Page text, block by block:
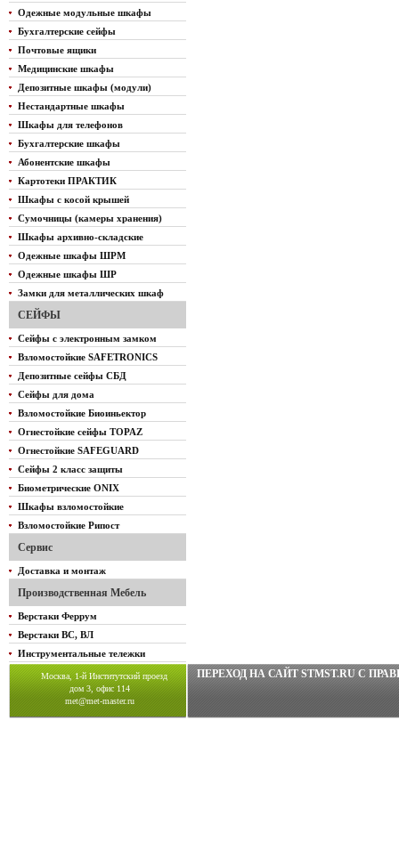
Одежные модульные шкафы
Бухгалтерские сейфы
Почтовые ящики
Медицинские шкафы
Депозитные шкафы (модули)
Нестандартные шкафы
Шкафы для телефонов
Бухгалтерские шкафы
Абонентские шкафы
Картотеки ПРАКТИК
Шкафы с косой крышей
Сумочницы (камеры хранения)
Шкафы архивно-складские
Одежные шкафы ШРМ
Одежные шкафы ШР
Замки для металлических шкаф
СЕЙФЫ
Сейфы с электронным замком
Взломостойкие SAFETRONICS
Депозитные сейфы СБД
Сейфы для дома
Взломостойкие Биоиньектор
Огнестойкие сейфы TOPAZ
Огнестойкие SAFEGUARD
Сейфы 2 класс защиты
Биометрические ONIX
Шкафы взломостойкие
Взломостойкие Рипост
Сервис
Доставка и монтаж
Производственная Мебель
Верстаки Феррум
Верстаки ВС, ВЛ
Инструментальные тележки
Москва, 1-й Институтский проезд
дом 3, офис 114
met@met-master.ru
ПЕРЕХОД НА САЙТ STMST.RU C